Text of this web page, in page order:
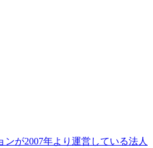
が2007年より運営している法人